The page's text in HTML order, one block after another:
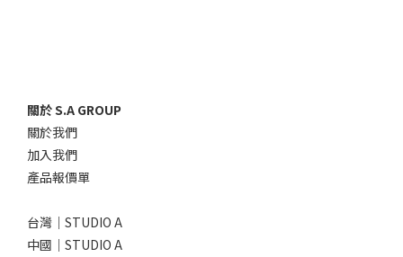
關於 S.A GROUP
關於我們
加入我們
產品報價單
台灣｜STUDIO A
中國｜STUDIO A